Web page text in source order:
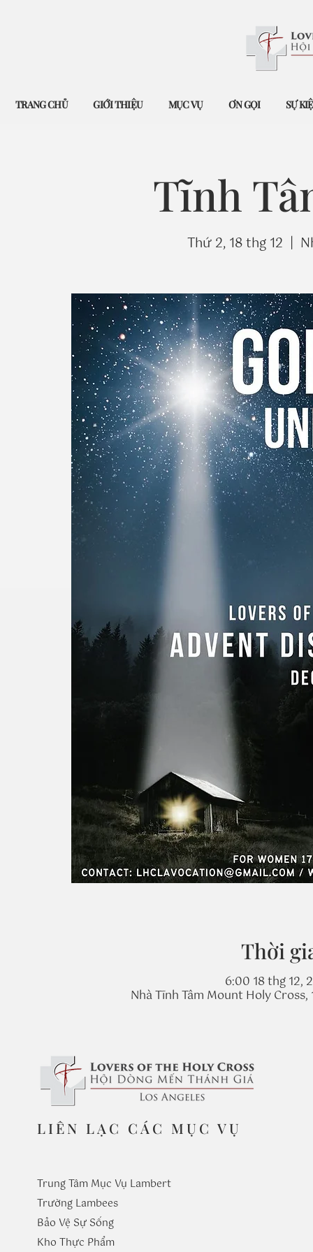
TRANG CHỦ GIỚI THIỆU MỤC VỤ ƠN GỌI SỰ
Tĩnh
Thứ 2, 18 thg 12
  |
Thời
6:00 18 thg 12,
Nhà Tĩnh Tâm Mount Holy
LIÊN LẠC CÁC MỤC VỤ
Trung Tâm Mục Vụ Lambert
Trường Lambees
Bảo Vệ Sự Sống
Kho Thực Phẩm